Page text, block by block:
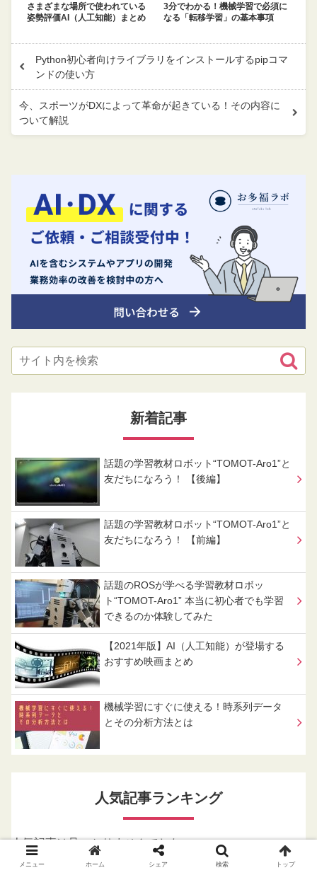
さまざまな場所で使われている
姿勢評価AI（人工知能）まとめ
3分でわかる！機械学習で必須に
なる「転移学習」の基本事項
Python初心者向けライブラリをインストールするpipコマ
ンドの使い方
今、スポーツがDXによって革命が起きている！その内容に
ついて解説
新着記事
話題の学習教材ロボット“TOMOT-Aro1”と
友だちになろう！ 【後編】
話題の学習教材ロボット“TOMOT-Aro1”と
友だちになろう！ 【前編】
話題のROSが学べる学習教材ロボッ
ト“TOMOT-Aro1” 本当に初心者でも学習
できるのか体験してみた
【2021年版】AI（人工知能）が登場する
おすすめ映画まとめ
機械学習にすぐに使える！時系列データ
とその分析方法とは
人気記事ランキング
人気記事は見つかりませんでした。
メニュー ホーム シェア 検索 トップ